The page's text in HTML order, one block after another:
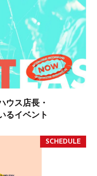
ウス店長・
るイベント